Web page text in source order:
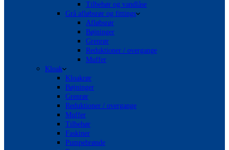
Tilbehør og vandlåse
Grå afløbsrør og fittings
Afløbsrør
Bøjninger
Grenrør
Reduktioner / overgange
Muffer
Kloak
Kloakrør
Bøjninger
Grenrør
Reduktioner / overgange
Muffer
Tilbehør
Faskiner
Pumpebrønde